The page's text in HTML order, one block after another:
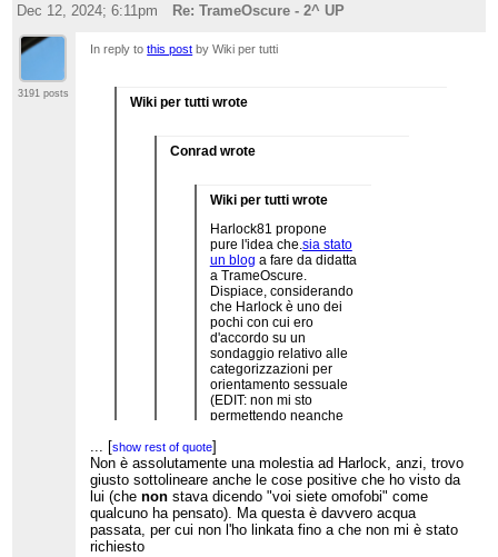
Dec 12, 2024; 6:11pm
Re: TrameOscure - 2^ UP
3191 posts
In reply tothis post by Wiki per tutti
Wiki per tutti wrote
Conrad wrote
Wiki per tutti wrote
Harlock81 propone
pure l'idea che. sia stato
un blog a fare da didatta
a TrameOscure.
Dispiace, considerando
che Harlock è uno dei
pochi con cui ero
d'accordo su un
sondaggio relativo alle
categorizzazioni per
orientamento sessuale
(EDIT: non mi sto
permettendo neanche
pensare che sia
un'enciclopedia
omofoba, lo dico perchè
non vorrei che qualcuno
leggesse tra le righe
questa cosa che non
direi mai), ma ognuno
... [show rest of quote]
Solo per dire che mi dispiace che proprio Harlock
(che quella volta fu davvero fuori dal coro) pensi
che sia colpa dei blog
... [show rest of quote]
Non è assolutamente una molestia ad Harlock, anzi, trovo
giusto sottolineare anche le cose positive che ho visto da
lui (chenon stava dicendo "voi siete omofobi" come
qualcuno ha pensato). Ma questa è davvero acqua
passata, per cui non l'ho linkata fino a che non mi è stato
richiesto